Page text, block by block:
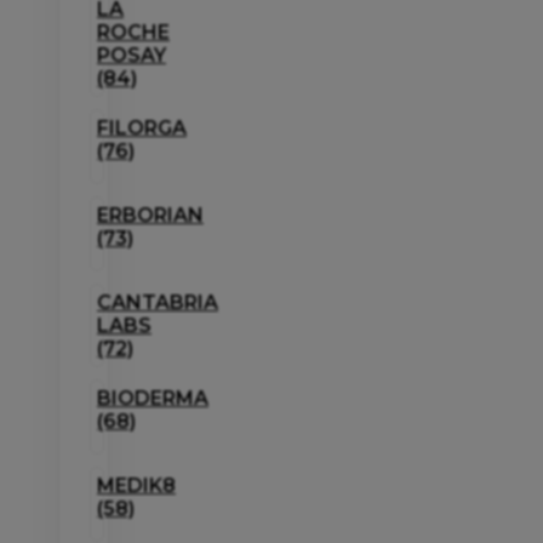
LA
ROCHE
POSAY
(84)
FILORGA
(76)
ERBORIAN
(73)
CANTABRIA
LABS
(72)
BIODERMA
(68)
MEDIK8
(58)